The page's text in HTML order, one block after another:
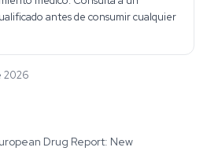
antes de consumir cualquier
2026
Drug Report: New